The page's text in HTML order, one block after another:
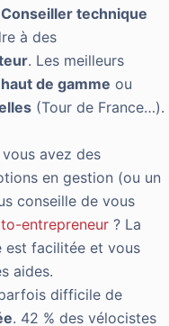
Conseiller technique
à des
. Les meilleurs
de gamme ou
(Tour de France…).
vous avez des
en gestion (ou un
conseille de vous
entrepreneur ? La
est facilitée et vous
aides.
difficile de
. 42 % des vélocistes